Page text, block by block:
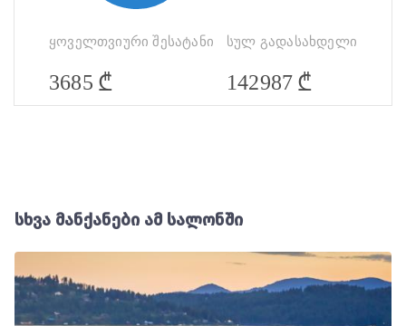
ყოველთვიური შესატანი
3685 ₾
სულ გადასახდელი
142987 ₾
სხვა მანქანები ამ სალონში